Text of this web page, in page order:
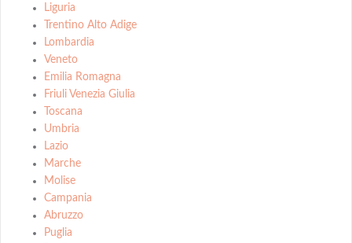
Liguria
Trentino Alto Adige
Lombardia
Veneto
Emilia Romagna
Friuli Venezia Giulia
Toscana
Umbria
Lazio
Marche
Molise
Campania
Abruzzo
Puglia